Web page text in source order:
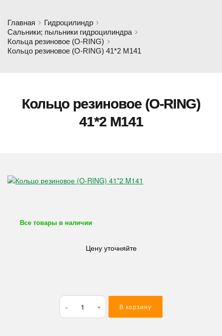
Главная
Гидроцилиндр
Сальники; пыльники гидроцилиндра
Кольца резиновое (O-RING)
Кольцо резиновое (O-RING) 41*2 M141
Кольцо резиновое (O-RING)
41*2 M141
Все товары в наличии
Цену уточняйте
Количество
товара
Кольцо
В корзину